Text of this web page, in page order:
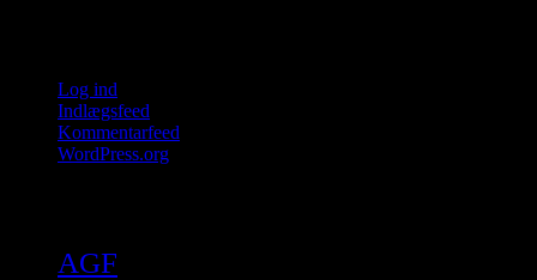
Log ind
Indlægsfeed
Kommentarfeed
WordPress.org
AGF